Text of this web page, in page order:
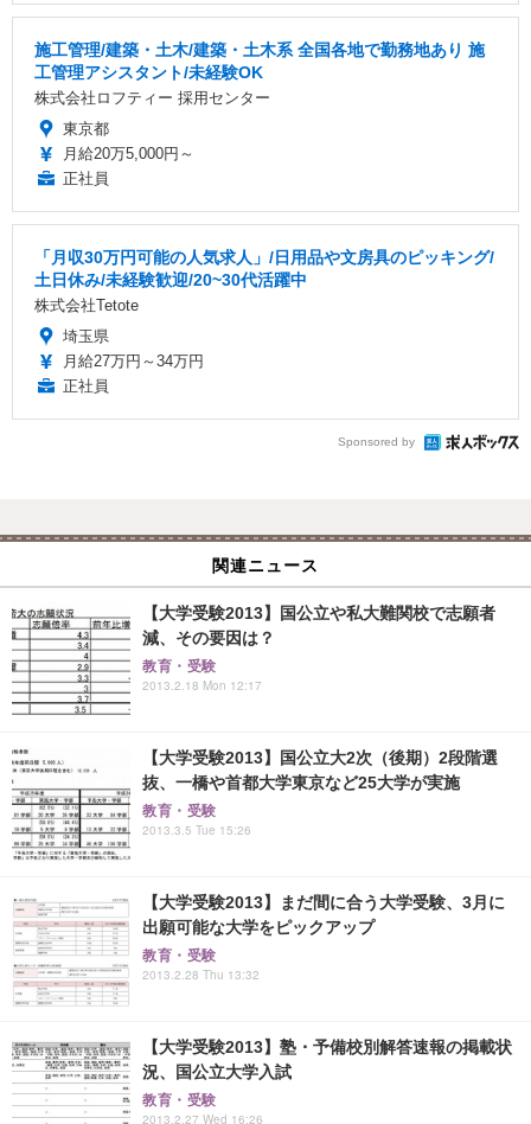
施工管理/建築・土木/建築・土木系 全国各地で勤務地あり 施
工管理アシスタント/未経験OK
株式会社ロフティー 採用センター
東京都
月給20万5,000円～
正社員
「月収30万円可能の人気求人」/日用品や文房具のピッキング/
土日休み/未経験歓迎/20~30代活躍中
株式会社Tetote
埼玉県
月給27万円～34万円
正社員
Sponsored by
関連ニュース
【大学受験2013】国公立や私大難関校で志願者
減、その要因は？
教育・受験
2013.2.18 Mon 12:17
【大学受験2013】国公立大2次（後期）2段階選
抜、一橋や首都大学東京など25大学が実施
教育・受験
2013.3.5 Tue 15:26
【大学受験2013】まだ間に合う大学受験、3月に
出願可能な大学をピックアップ
教育・受験
2013.2.28 Thu 13:32
【大学受験2013】塾・予備校別解答速報の掲載状
況、国公立大学入試
教育・受験
2013.2.27 Wed 16:26